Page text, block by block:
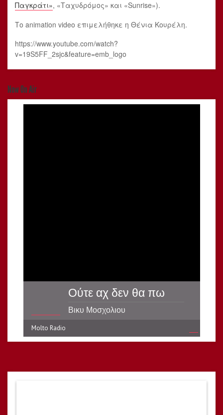
Παγκράτι», «Ταχυδρόμος» και «Sunrise»).
Το animation video επιμελήθηκε η Θένια Κουρέλη.
https://www.youtube.com/watch?
v=19S5FF_2sjc&feature=emb_logo
Now On Air
Ούτε αχ δεν θα πω
Βικυ Μοσχολιου
Molto Radio